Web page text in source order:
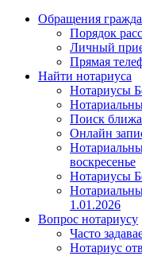
Обращения
Порядок
Личный
Прямая
Найти нотариуса
Нотариусы
Поиск
Онлайн
воскресенье
Нотариусы
1.01.2026
Вопрос нотариусу
Часто
Нотариус